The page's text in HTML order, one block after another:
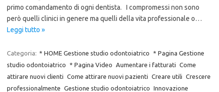
primo comandamento di ogni dentista. I compromessi non sono
però quelli clinici in genere ma quelli della vita professionale o…
Leggi tutto »
Categoria: * HOME Gestione studio odontoiatrico
* Pagina Gestione
studio odontoiatrico
* Pagina Video Aumentare i fatturati Come
attirare nuovi clienti Come attirare nuovi pazienti Creare utili Crescere
professionalmente Gestione studio odontoiatrico Innovazione